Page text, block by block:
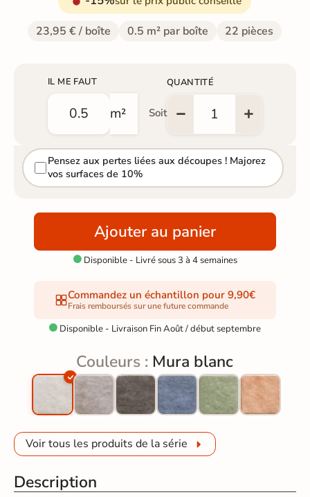
23,95 € / boîte 0.5 m² par boîte 22 pièces
IL ME FAUT
m² Soit
QUANTITÉ
Pensez aux pertes liées aux découpes ! Majorez
vos surfaces de 10%
Ajouter au panier
Disponible - Livré sous 3 à 4 semaines
Commandez un échantillon pour 9,90€
Frais remboursés sur une future commande
 Disponible - Livraison Fin Août / début septembre
Couleurs : Mura blanc
Voir tous les produits de la série
Description